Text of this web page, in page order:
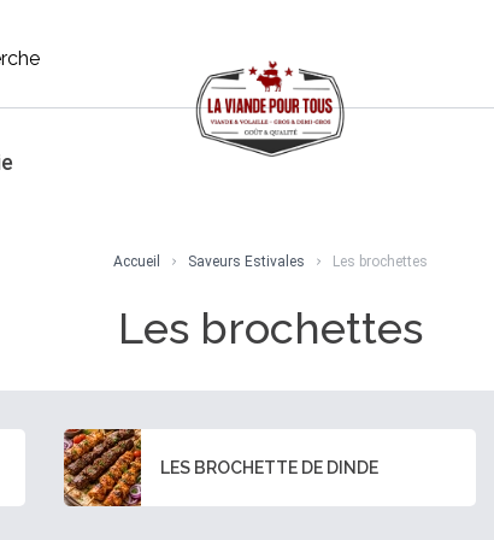
Accueil Saveurs Estivales Les brochettes
Les brochettes
LES BROCHETTE DE DINDE